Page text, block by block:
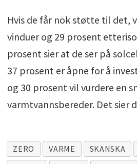
Hvis de får nok støtte til det,
vinduer og 29 prosent
prosent sier at de ser på
37 prosent er åpne for å
og 30 prosent vil vurdere en
varmtvannsbereder. Det sier
ZERO VARME SKANSKA